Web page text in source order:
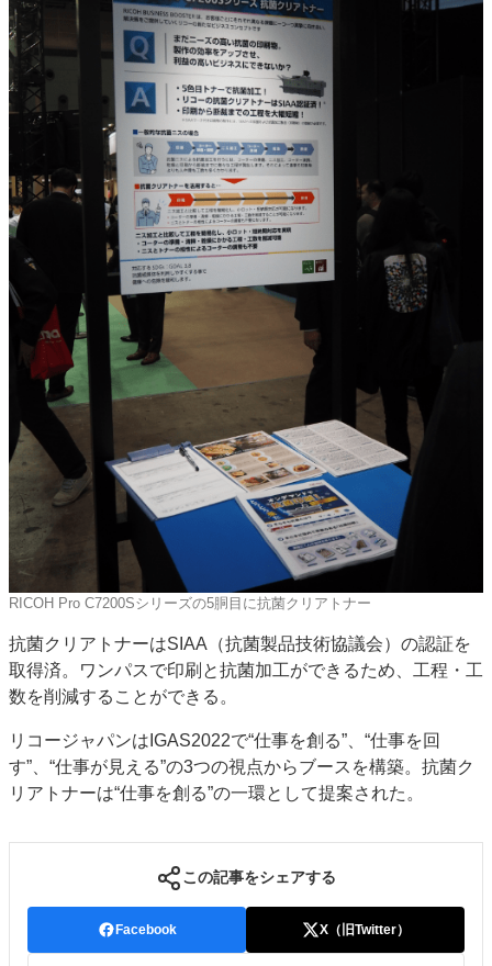
案内
発刊案内
JFPI印刷用語集 印刷機材年鑑
運営
会社案内
購読・購入申し込み
サイトポリシー
お問い合わせ
RICOH Pro C7200Sシリーズの5胴目に抗菌クリアトナー
抗菌クリアトナーはSIAA（抗菌製品技術協議会）の認証を
取得済。ワンパスで印刷と抗菌加工ができるため、工程・工
数を削減することができる。
リコージャパンはIGAS2022で“仕事を創る”、“仕事を回
す”、“仕事が見える”の3つの視点からブースを構築。抗菌ク
リアトナーは“仕事を創る”の一環として提案された。
この記事をシェアする
Facebook X（旧Twitter）